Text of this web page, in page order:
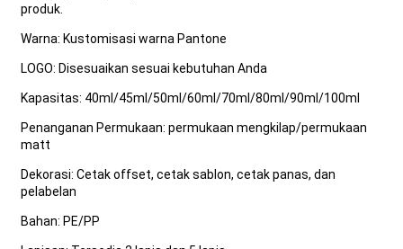
produk.
Warna: Kustomisasi warna Pantone
LOGO: Disesuaikan sesuai kebutuhan Anda
Kapasitas: 40ml/45ml/50ml/60ml/70ml/80ml/90ml/100ml
Penanganan Permukaan: permukaan mengkilap/permukaan
matt
Dekorasi: Cetak offset, cetak sablon, cetak panas, dan
pelabelan
Bahan: PE/PP